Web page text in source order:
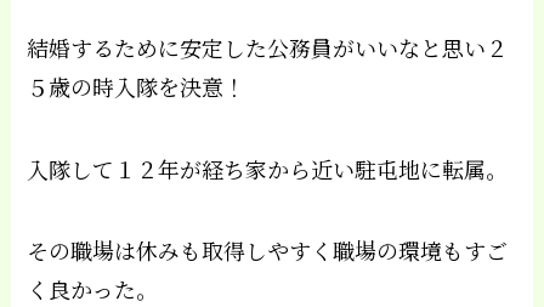
結婚するために安定した公務員がいいなと思い２
５歳の時入隊を決意！
入隊して１２年が経ち家から近い駐屯地に転属。
その職場は休みも取得しやすく職場の環境もすご
く良かった。